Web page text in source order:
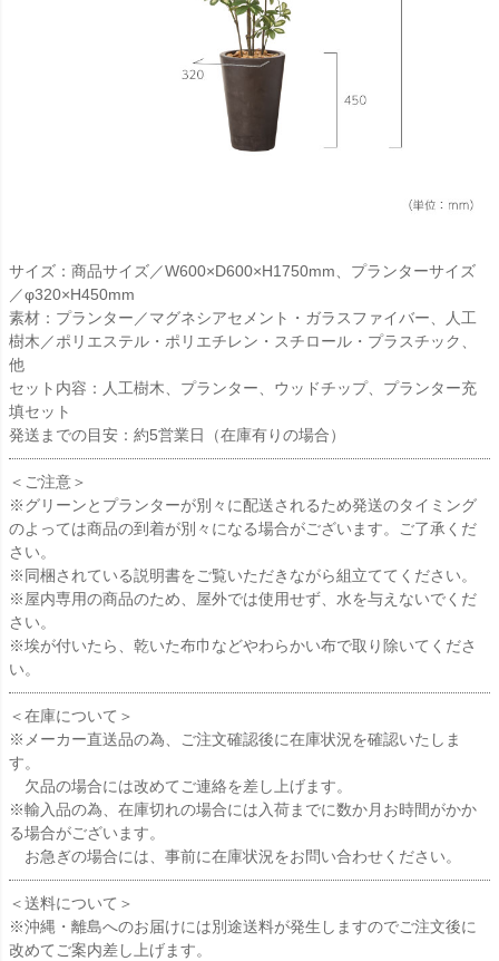
サイズ：商品サイズ／W600×D600×H1750mm、プランターサイズ
／φ320×H450mm
素材：プランター／マグネシアセメント・ガラスファイバー、人工
樹木／ポリエステル・ポリエチレン・スチロール・プラスチック、
他
セット内容：人工樹木、プランター、ウッドチップ、プランター充
填セット
発送までの目安：約5営業日（在庫有りの場合）
＜ご注意＞
※グリーンとプランターが別々に配送されるため発送のタイミング
のよっては商品の到着が別々になる場合がございます。ご了承くだ
さい。
※同梱されている説明書をご覧いただきながら組立ててください。
※屋内専用の商品のため、屋外では使用せず、水を与えないでくだ
さい。
※埃が付いたら、乾いた布巾などやわらかい布で取り除いてくださ
い。
＜在庫について＞
※メーカー直送品の為、ご注文確認後に在庫状況を確認いたしま
す。
欠品の場合には改めてご連絡を差し上げます。
※輸入品の為、在庫切れの場合には入荷までに数か月お時間がかか
る場合がございます。
お急ぎの場合には、事前に在庫状況をお問い合わせください。
＜送料について＞
※沖縄・離島へのお届けには別途送料が発生しますのでご注文後に
改めてご案内差し上げます。